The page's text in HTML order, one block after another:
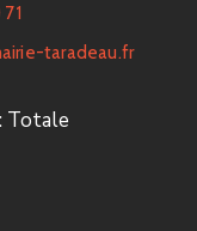
taradeau.fr
Totale